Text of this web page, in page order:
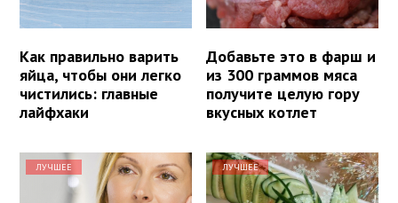
Как правильно варить
яйца, чтобы они легко
чистились: главные
лайфхаки
Добавьте это в фарш и
из 300 граммов мяса
получите целую гору
вкусных котлет
ЛУЧШЕЕ ЛУЧШЕЕ